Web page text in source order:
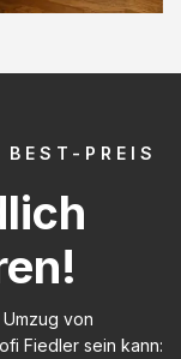
PREIS
von
Fiedler sein kann: